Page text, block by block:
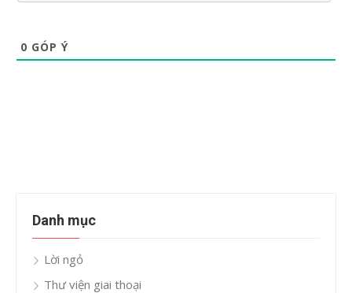
0 GÓP Ý
Danh mục
Lời ngỏ
Thư viện giai thoại